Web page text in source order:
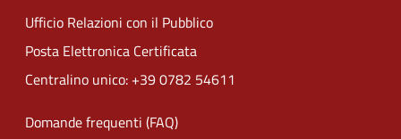
Ufficio Relazioni con il Pubblico
Posta Elettronica Certificata
Centralino unico: +39 0782 54611
Domande frequenti (FAQ)